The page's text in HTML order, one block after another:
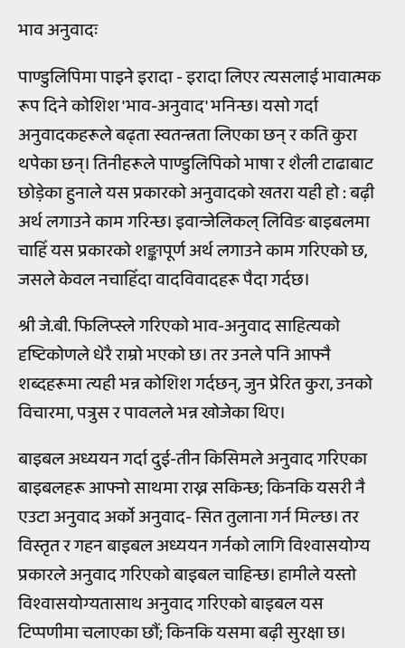
भाव अनुवादः
पाण्डुलिपिमा पाइने इरादा - इरादा लिएर त्यसलाई भावात्मक
रूप दिने कोशिश 'भाव-अनुवाद' भनिन्छ। यसो गर्दा
अनुवादकहरूले बढ्ता स्वतन्त्रता लिएका छन् र कति कुरा
थपेका छन्। तिनीहरूले पाण्डुलिपिको भाषा र शैली टाढाबाट
छोड़ेका हुनाले यस प्रकारको अनुवादको खतरा यही हो : बढ़ी
अर्थ लगाउने काम गरिन्छ। इवान्जेलिकल् लिविङ बाइबलमा
चाहिँ यस प्रकारको शङ्कापूर्ण अर्थ लगाउने काम गरिएको छ,
जसले केवल नचाहिँदा वादविवादहरू पैदा गर्दछ।
श्री जे.बी. फिलिप्स्ले गरिएको भाव-अनुवाद साहित्यको
दृष्टिकोणले धेरै राम्रो भएको छ। तर उनले पनि आफ्नै
शब्दहरूमा त्यही भन्न कोशिश गर्दछन्, जुन प्रेरित कुरा, उनको
विचारमा, पत्रुस र पावलले भन्न खोजेका थिए।
बाइबल अध्ययन गर्दा दुई-तीन किसिमले अनुवाद गरिएका
बाइबलहरू आफ्नो साथमा राख्न सकिन्छ; किनकि यसरी नै
एउटा अनुवाद अर्को अनुवाद- सित तुलाना गर्न मिल्छ। तर
विस्तृत र गहन बाइबल अध्ययन गर्नको लागि विश्वासयोग्य
प्रकारले अनुवाद गरिएको बाइबल चाहिन्छ। हामीले यस्तो
विश्वासयोग्यतासाथ अनुवाद गरिएको बाइबल यस
टिप्पणीमा चलाएका छौं; किनकि यसमा बढ़ी सुरक्षा छ।